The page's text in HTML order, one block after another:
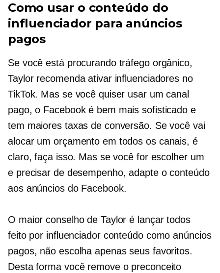
Como usar o conteúdo do
influenciador para anúncios
pagos
Se você está procurando tráfego orgânico,
Taylor recomenda ativar influenciadores no
TikTok. Mas se você quiser usar um canal
pago, o Facebook é bem mais sofisticado e
tem maiores taxas de conversão. Se você vai
alocar um orçamento em todos os canais, é
claro, faça isso. Mas se você for escolher um
e precisar de desempenho, adapte o conteúdo
aos anúncios do Facebook.
O maior conselho de Taylor é lançar todos
feito por influenciadorconteúdo como anúncios
pagos, não escolha apenas seus favoritos.
Desta forma você remove o preconceito